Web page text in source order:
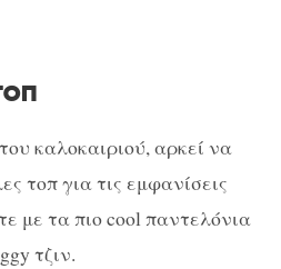
καλοκαιριού, αρκεί να
τοπ για τις εμφανίσεις
με τα πιο cool παντελόνια
τζιν.